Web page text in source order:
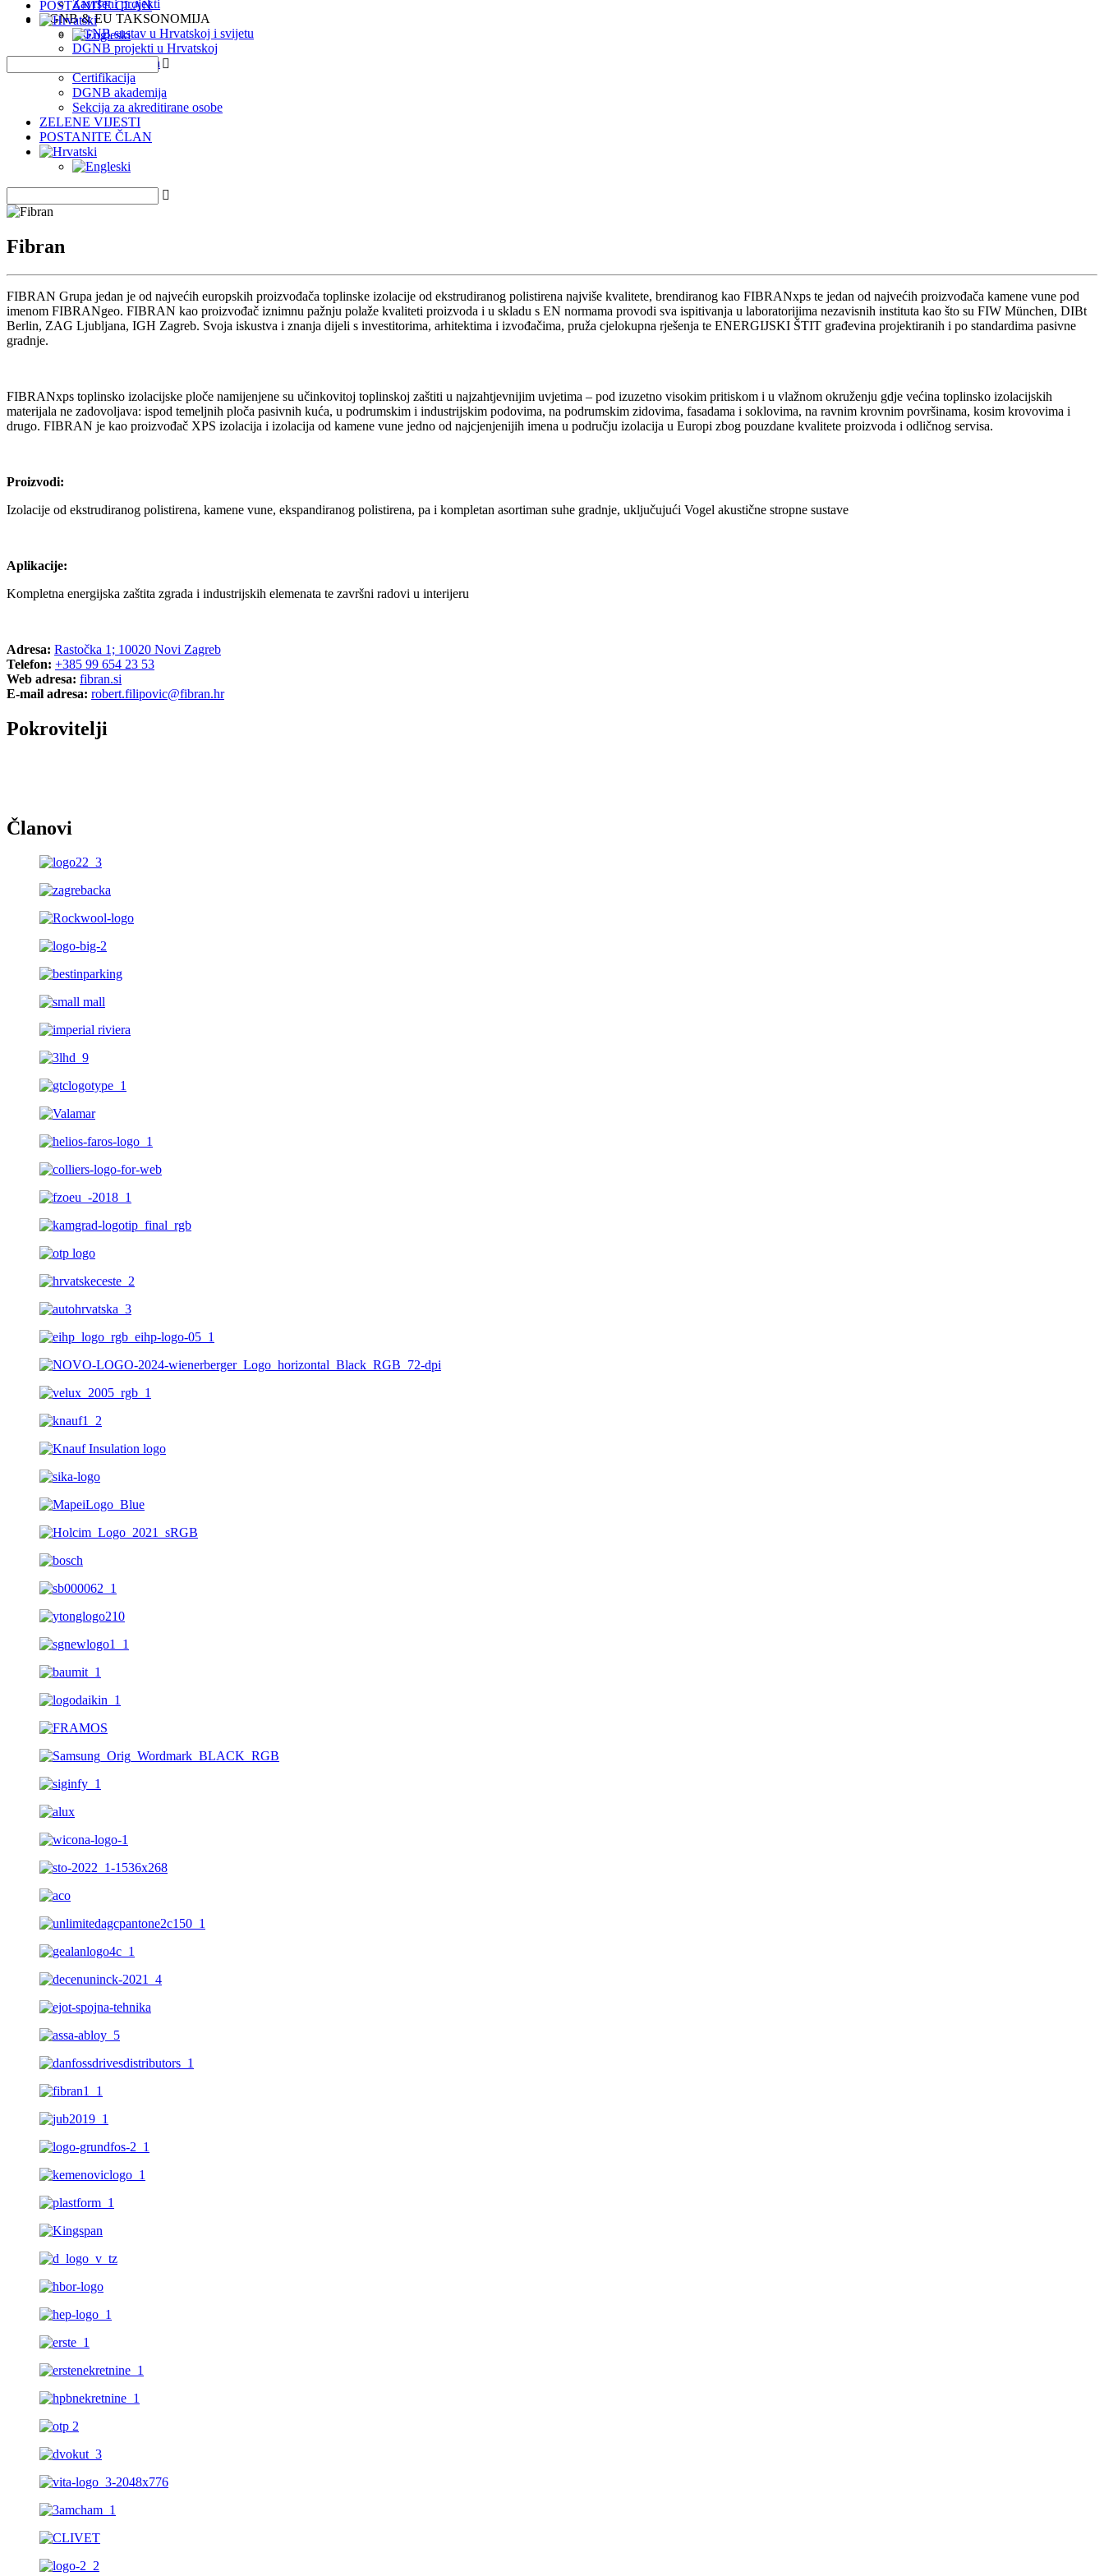
Završeni projekti
DGNB & EU TAKSONOMIJA
DGNB sustav u Hrvatskoj i svijetu
DGNB projekti u Hrvatskoj
EU Taksonomija
Certifikacija
DGNB akademija
Sekcija za akreditirane osobe
ZELENE VIJESTI
POSTANITE ČLAN
POSTANITE ČLAN
Fibran
FIBRAN Grupa jedan je od najvećih europskih proizvođača toplinske izolacije od ekstrudiranog polistirena najviše kvalitete, brendiranog kao FIBRANxps te jedan od najvećih proizvođača kamene vune pod
imenom FIBRANgeo. FIBRAN kao proizvođač iznimnu pažnju polaže kvaliteti proizvoda i u skladu s EN normama provodi sva ispitivanja u laboratorijima nezavisnih instituta kao što su FIW München, DIBt
Berlin, ZAG Ljubljana, IGH Zagreb. Svoja iskustva i znanja dijeli s investitorima, arhitektima i izvođačima, pruža cjelokupna rješenja te ENERGIJSKI ŠTIT građevina projektiranih i po standardima pasivne
gradnje.
FIBRANxps toplinsko izolacijske ploče namijenjene su učinkovitoj toplinskoj zaštiti u najzahtjevnijim uvjetima – pod izuzetno visokim pritiskom i u vlažnom okruženju gdje većina toplinsko izolacijskih
materijala ne zadovoljava: ispod temeljnih ploča pasivnih kuća, u podrumskim i industrijskim podovima, na podrumskim zidovima, fasadama i soklovima, na ravnim krovnim površinama, kosim krovovima i
drugo. FIBRAN je kao proizvođač XPS izolacija i izolacija od kamene vune jedno od najcjenjenijih imena u području izolacija u Europi zbog pouzdane kvalitete proizvoda i odličnog servisa.
Proizvodi:
Izolacije od ekstrudiranog polistirena, kamene vune, ekspandiranog polistirena, pa i kompletan asortiman suhe gradnje, uključujući Vogel akustične stropne sustave
Aplikacije:
Kompletna energijska zaštita zgrada i industrijskih elemenata te završni radovi u interijeru
Adresa: Rastočka 1; 10020 Novi Zagreb
Telefon: +385 99 654 23 53
Web adresa: fibran.si
E-mail adresa: robert.filipovic@fibran.hr
Pokrovitelji
Članovi